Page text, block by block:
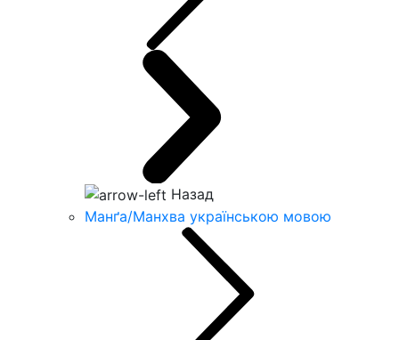
Назад
Манґа/Манхва українською мовою